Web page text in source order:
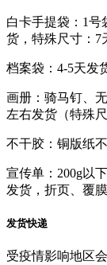
白卡手提袋：1号
货，特殊尺寸：7
档案袋：4-5天发
画册：骑马钉、
左右发货（特殊
不干胶：铜版纸
宣传单：200g以
发货，折页、覆
发货快递
受疫情影响地区